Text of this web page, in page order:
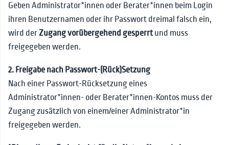
Geben Administrator*innen oder Berater*innen beim Login
ihren Benutzernamen oder ihr Passwort dreimal falsch ein,
wird derZugang vorübergehend gesperrtund muss
freigegeben werden.
2. Freigabe nach Passwort-(Rück)Setzung
Nach einer Passwort-Rücksetzung eines
Administrator*innen- oder Berater*innen-Kontos muss der
Zugang zusätzlich von einem/einer Administrator*in
freigegeben werden.